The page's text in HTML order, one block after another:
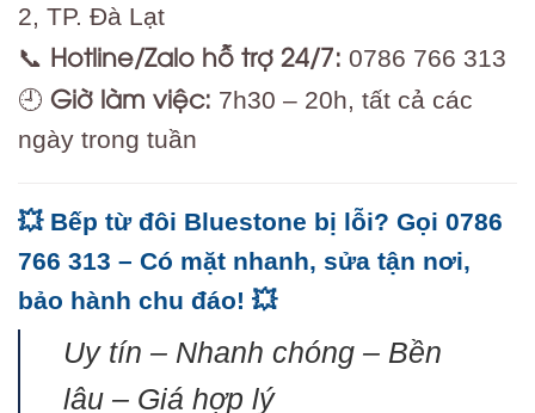
2, TP. Đà Lạt
📞 Hotline/Zalo hỗ trợ 24/7: 0786 766 313
🕘 Giờ làm việc: 7h30 – 20h, tất cả các
ngày trong tuần
💥 Bếp từ đôi Bluestone bị lỗi? Gọi 0786
766 313 – Có mặt nhanh, sửa tận nơi,
bảo hành chu đáo! 💥
Uy tín – Nhanh chóng – Bền
lâu – Giá hợp lý